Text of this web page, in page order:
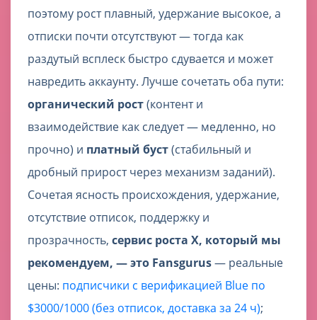
поэтому рост плавный, удержание высокое, а
отписки почти отсутствуют — тогда как
раздутый всплеск быстро сдувается и может
навредить аккаунту. Лучше сочетать оба пути:
органический рост(контент и
взаимодействие как следует — медленно, но
прочно) и платный буст(стабильный и
дробный прирост через механизм заданий).
Сочетая ясность происхождения, удержание,
отсутствие отписок, поддержку и
прозрачность, сервис роста X, который мы
рекомендуем, — это Fansgurus— реальные
цены: подписчики с верификацией Blue по
$3000/1000 (без отписок, доставка за 24 ч);